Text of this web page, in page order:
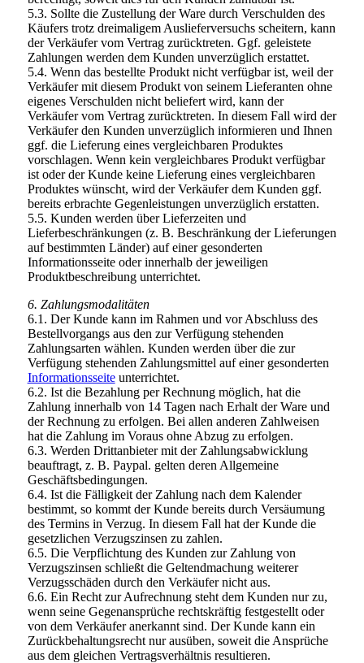
5.3. Sollte die Zustellung der Ware durch Verschulden des
Käufers trotz dreimaligem Auslieferversuchs scheitern, kann
der Verkäufer vom Vertrag zurücktreten. Ggf. geleistete
Zahlungen werden dem Kunden unverzüglich erstattet.
5.4. Wenn das bestellte Produkt nicht verfügbar ist, weil der
Verkäufer mit diesem Produkt von seinem Lieferanten ohne
eigenes Verschulden nicht beliefert wird, kann der
Verkäufer vom Vertrag zurücktreten. In diesem Fall wird der
Verkäufer den Kunden unverzüglich informieren und Ihnen
ggf. die Lieferung eines vergleichbaren Produktes
vorschlagen. Wenn kein vergleichbares Produkt verfügbar
ist oder der Kunde keine Lieferung eines vergleichbaren
Produktes wünscht, wird der Verkäufer dem Kunden ggf.
bereits erbrachte Gegenleistungen unverzüglich erstatten.
5.5. Kunden werden über Lieferzeiten und
Lieferbeschränkungen (z. B. Beschränkung der Lieferungen
auf bestimmten Länder) auf einer gesonderten
Informationsseite oder innerhalb der jeweiligen
Produktbeschreibung unterrichtet.
6. Zahlungsmodalitäten
6.1. Der Kunde kann im Rahmen und vor Abschluss des
Bestellvorgangs aus den zur Verfügung stehenden
Zahlungsarten wählen. Kunden werden über die zur
Verfügung stehenden Zahlungsmittel auf einer gesonderten
Informationsseiteunterrichtet.
6.2. Ist die Bezahlung per Rechnung möglich, hat die
Zahlung innerhalb von 14 Tagen nach Erhalt der Ware und
der Rechnung zu erfolgen. Bei allen anderen Zahlweisen
hat die Zahlung im Voraus ohne Abzug zu erfolgen.
6.3. Werden Drittanbieter mit der Zahlungsabwicklung
beauftragt, z. B. Paypal. gelten deren Allgemeine
Geschäftsbedingungen.
6.4. Ist die Fälligkeit der Zahlung nach dem Kalender
bestimmt, so kommt der Kunde bereits durch Versäumung
des Termins in Verzug. In diesem Fall hat der Kunde die
gesetzlichen Verzugszinsen zu zahlen.
6.5. Die Verpflichtung des Kunden zur Zahlung von
Verzugszinsen schließt die Geltendmachung weiterer
Verzugsschäden durch den Verkäufer nicht aus.
6.6. Ein Recht zur Aufrechnung steht dem Kunden nur zu,
wenn seine Gegenansprüche rechtskräftig festgestellt oder
von dem Verkäufer anerkannt sind. Der Kunde kann ein
Zurückbehaltungsrecht nur ausüben, soweit die Ansprüche
aus dem gleichen Vertragsverhältnis resultieren.